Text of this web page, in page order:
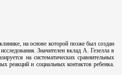
на основе которой позже был создан
Значителен вклад А. Гезелла в
на систематических сравнительных
реакций и социальных контактов ребенка.